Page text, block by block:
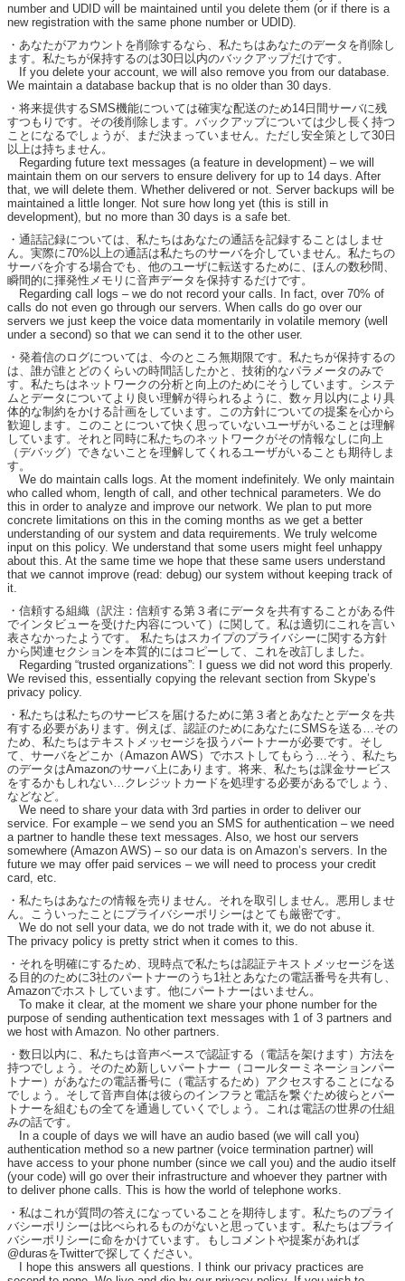
number and UDID will be maintained until you delete them (or if there is a
new registration with the same phone number or UDID).
・あなたがアカウントを削除するなら、私たちはあなたのデータを削除し
ます。私たちが保持するのは30日以内のバックアップだけです。
If you delete your account, we will also remove you from our database.
We maintain a database backup that is no older than 30 days.
・将来提供するSMS機能については確実な配送のため14日間サーバに残
すつもりです。その後削除します。バックアップについては少し長く持つ
ことになるでしょうが、まだ決まっていません。ただし安全策として30日
以上は持ちません。
Regarding future text messages (a feature in development) – we will
maintain them on our servers to ensure delivery for up to 14 days. After
that, we will delete them. Whether delivered or not. Server backups will be
maintained a little longer. Not sure how long yet (this is still in
development), but no more than 30 days is a safe bet.
・通話記録については、私たちはあなたの通話を記録することはしませ
ん。実際に70%以上の通話は私たちのサーバを介していません。私たちの
サーバを介する場合でも、他のユーザに転送するために、ほんの数秒間、
瞬間的に揮発性メモリに音声データを保持するだけです。
Regarding call logs – we do not record your calls. In fact, over 70% of
calls do not even go through our servers. When calls do go over our
servers we just keep the voice data momentarily in volatile memory (well
under a second) so that we can send it to the other user.
・発着信のログについては、今のところ無期限です。私たちが保持するの
は、誰が誰とどのくらいの時間話したかと、技術的なパラメータのみで
す。私たちはネットワークの分析と向上のためにそうしています。システ
ムとデータについてより良い理解が得られるように、数ヶ月以内により具
体的な制約をかける計画をしています。この方針についての提案を心から
歓迎します。このことについて快く思っていないユーザがいることは理解
しています。それと同時に私たちのネットワークがその情報なしに向上
（デバッグ）できないことを理解してくれるユーザがいることも期待しま
す。
We do maintain calls logs. At the moment indefinitely. We only maintain
who called whom, length of call, and other technical parameters. We do
this in order to analyze and improve our network. We plan to put more
concrete limitations on this in the coming months as we get a better
understanding of our system and data requirements. We truly welcome
input on this policy. We understand that some users might feel unhappy
about this. At the same time we hope that these same users understand
that we cannot improve (read: debug) our system without keeping track of
it.
・信頼する組織（訳注：信頼する第３者にデータを共有することがある件
でインタビューを受けた内容について）に関して。私は適切にこれを言い
表さなかったようです。 私たちはスカイプのプライバシーに関する方針
から関連セクションを本質的にはコピーして、これを改訂しました。
Regarding “trusted organizations”: I guess we did not word this properly.
We revised this, essentially copying the relevant section from Skype’s
privacy policy.
・私たちは私たちのサービスを届けるために第３者とあなたとデータを共
有する必要があります。例えば、認証のためにあなたにSMSを送る…その
ため、私たちはテキストメッセージを扱うパートナーが必要です。そし
て、サーバをどこか（Amazon AWS）でホストしてもらう…そう、私たち
のデータはAmazonのサーバ上にあります。将来、私たちは課金サービス
をするかもしれない…クレジットカードを処理する必要があるでしょう、
などなど。
We need to share your data with 3rd parties in order to deliver our
service. For example – we send you an SMS for authentication – we need
a partner to handle these text messages. Also, we host our servers
somewhere (Amazon AWS) – so our data is on Amazon’s servers. In the
future we may offer paid services – we will need to process your credit
card, etc.
・私たちはあなたの情報を売りません。それを取引しません。悪用しませ
ん。こういったことにプライバシーポリシーはとても厳密です。
We do not sell your data, we do not trade with it, we do not abuse it.
The privacy policy is pretty strict when it comes to this.
・それを明確にするため、現時点で私たちは認証テキストメッセージを送
る目的のために3社のパートナーのうち1社とあなたの電話番号を共有し、
Amazonでホストしています。他にパートナーはいません。
To make it clear, at the moment we share your phone number for the
purpose of sending authentication text messages with 1 of 3 partners and
we host with Amazon. No other partners.
・数日以内に、私たちは音声ベースで認証する（電話を架けます）方法を
持つでしょう。そのため新しいパートナー（コールターミネーションパー
トナー）があなたの電話番号に（電話するため）アクセスすることになる
でしょう。そして音声自体は彼らのインフラと電話を繋ぐため彼らとパー
トナーを組むもの全てを通過していくでしょう。これは電話の世界の仕組
みの話です。
In a couple of days we will have an audio based (we will call you)
authentication method so a new partner (voice termination partner) will
have access to your phone number (since we call you) and the audio itself
(your code) will go over their infrastructure and whoever they partner with
to deliver phone calls. This is how the world of telephone works.
・私はこれが質問の答えになっていることを期待します。私たちのプライ
バシーポリシーは比べられるものがないと思っています。私たちはプライ
バシーポリシーに命をかけています。もしコメントや提案があれば
@durasをTwitterで探してください。
I hope this answers all questions. I think our privacy practices are